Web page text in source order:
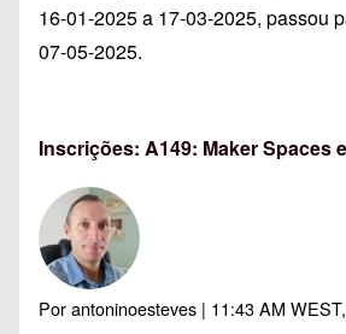
16-01-2025 a 17-03-2025, passou
07-05-2025.
Inscrições: A149: Maker Spaces
Porantoninoesteves | 11:43 AM